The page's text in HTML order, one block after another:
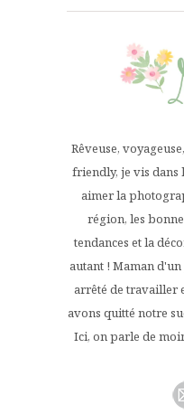
Rêveuse,
friendly, je vis dans
aimer la
région, les
tendances et la
autant ! Maman
arrêté de travailler
avons quitté notre
Ici, on parle de